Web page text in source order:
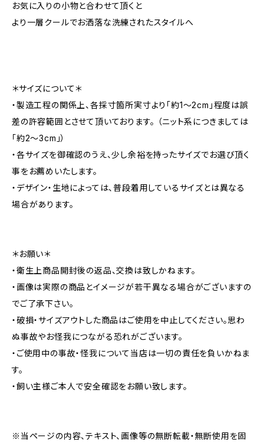
お気に入りの小物と合わせて頂くと
より一層クールでお洒落な洗練されたスタイルへ
＊サイズについて＊
・製造工程の関係上、各採寸箇所実寸より「約1～2cm」程度は誤
差の許容範囲とさせて頂いております。 （ニット系につきましては
「約2～3cm」）
・各サイズを御確認のうえ、少し余裕を持ったサイズでお選び頂く
事をお薦めいたします。
・デザイン・生地によっては、普段着用しているサイズとは異なる
場合があります。
＊お願い＊
・衛生上商品開封後の返品、交換は致しかねます。
・画像は実際の商品とイメージが若干異なる場合がございますの
でご了承下さい。
・破損・サイズアウトした商品はご使用を中止してください。思わ
ぬ事故やお怪我につながる恐れがございます。
・ご使用中の事故・怪我について当店は一切の責任を負いかねま
す。
・飼い主様ご本人で安全確認をお願い致します。
※当ページの内容、テキスト、画像等の無断転載・無断使用を固